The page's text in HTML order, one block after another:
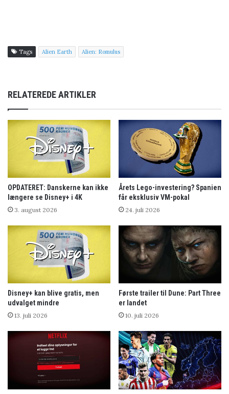
Tags Alien Earth Alien: Romulus
RELATEREDE ARTIKLER
OPDATERET: Danskerne kan ikke
længere se Disney+ i 4K
3. august 2026
Årets Lego-investering? Spanien
får eksklusiv VM-pokal
24. juli 2026
Disney+ kan blive gratis, men
udvalget mindre
13. juli 2026
Første trailer til Dune: Part Three
er landet
10. juli 2026